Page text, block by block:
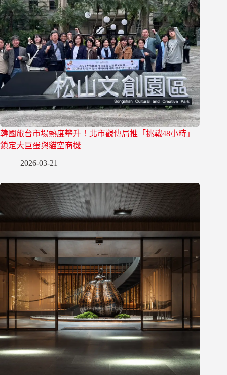
韓國旅台市場熱度攀升！北市觀傳局推「挑戰48小時」
鎖定大巨蛋與貓空商機
2026-03-21